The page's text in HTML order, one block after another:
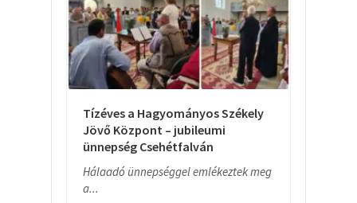
Tízéves a Hagyományos Székely
Jövő Központ – jubileumi
ünnepség Csehétfalván
Hálaadó ünnepséggel emlékeztek meg
a...